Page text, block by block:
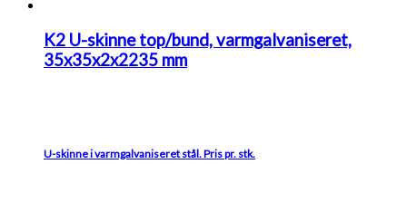
K2 U-skinne top/bund, varmgalvaniseret,
35x35x2x2235 mm
U-skinne i varmgalvaniseret stål. Pris pr. stk.